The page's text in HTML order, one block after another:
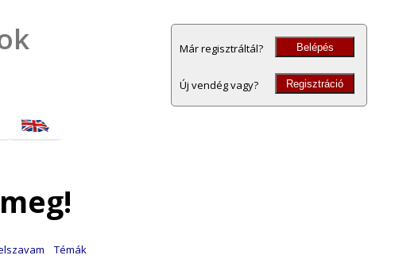
Már regisztráltál? Belépés
Új vendég vagy? Regisztráció
Témák